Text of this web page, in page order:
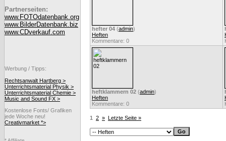
Partnerseiten:
www.FOTOdatenbank.org
www.BilderDatenbank.biz
www.CDverkauf.com
Werbung / Tipps:
Rechtsanwalt Hartberg >
Unterrichtsmaterial Physik >
Unterrichtsmaterial Chemie >
Music and Sound FX >
Kostenlose Fonts/ Grafiken
jede Woche neu!
Creativmarket *>
hefter 04 (admin)
Heften
Kommentare: 0
heftklammern 02 (admin)
Heften
Kommentare: 0
1 2 » Letzte Seite »